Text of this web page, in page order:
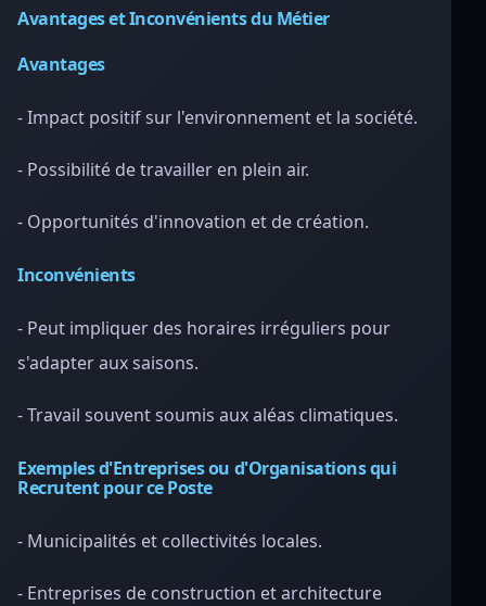
Avantages et Inconvénients du Métier
Avantages
- Impact positif sur l'environnement et la société.
- Possibilité de travailler en plein air.
- Opportunités d'innovation et de création.
Inconvénients
- Peut impliquer des horaires irréguliers pour
s'adapter aux saisons.
- Travail souvent soumis aux aléas climatiques.
Exemples d'Entreprises ou d'Organisations qui
Recrutent pour ce Poste
- Municipalités et collectivités locales.
- Entreprises de construction et architecture